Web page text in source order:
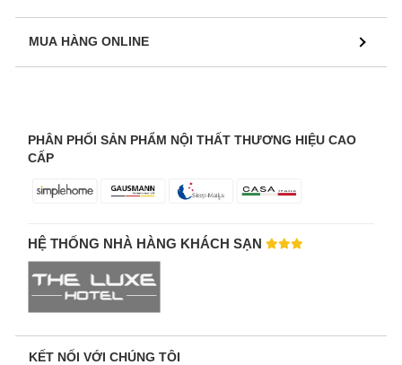
MUA HÀNG ONLINE
PHÂN PHỐI SẢN PHẨM NỘI THẤT THƯƠNG HIỆU CAO
CẤP
HỆ THỐNG NHÀ HÀNG KHÁCH SẠN
KẾT NỐI VỚI CHÚNG TÔI